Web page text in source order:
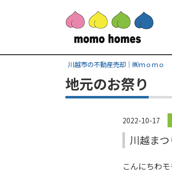
川越市の不動産売却｜㈱ｍｏｍｏ
地元のお祭り
2022-10-17
川越ま
こんにちわ